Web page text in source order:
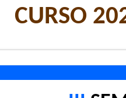
CURSO